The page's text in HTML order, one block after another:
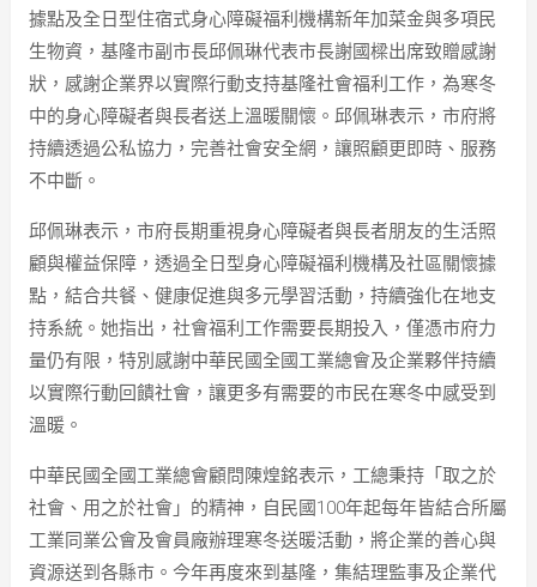
據點及全日型住宿式身心障礙福利機構新年加菜金與多項民
生物資，基隆市副市長邱佩琳代表市長謝國樑出席致贈感謝
狀，感謝企業界以實際行動支持基隆社會福利工作，為寒冬
中的身心障礙者與長者送上溫暖關懷。邱佩琳表示，市府將
持續透過公私協力，完善社會安全網，讓照顧更即時、服務
不中斷。
邱佩琳表示，市府長期重視身心障礙者與長者朋友的生活照
顧與權益保障，透過全日型身心障礙福利機構及社區關懷據
點，結合共餐、健康促進與多元學習活動，持續強化在地支
持系統。她指出，社會福利工作需要長期投入，僅憑市府力
量仍有限，特別感謝中華民國全國工業總會及企業夥伴持續
以實際行動回饋社會，讓更多有需要的市民在寒冬中感受到
溫暖。
中華民國全國工業總會顧問陳煌銘表示，工總秉持「取之於
社會、用之於社會」的精神，自民國100年起每年皆結合所屬
工業同業公會及會員廠辦理寒冬送暖活動，將企業的善心與
資源送到各縣市。今年再度來到基隆，集結理監事及企業代